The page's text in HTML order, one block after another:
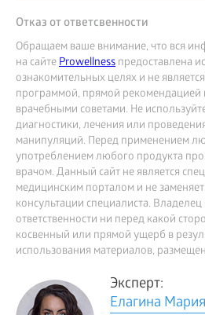
Отказ от ответсвенности
Обращаем ваше внимание, что вся
на сайтеProwellness предоставлена
ознакомительных целях и не
программой, прямой рекомендацией
врачебными советами. Не
диагностики, лечения или
манипуляций. Перед применением
употреблением любого продукта
врачом. Данный сайт не является
медицинским порталом и не
консультации специалиста.
ответственности ни перед какой
косвенный или прямой ущерб в
использования материалов,
Эксперт:
Елагина Мария